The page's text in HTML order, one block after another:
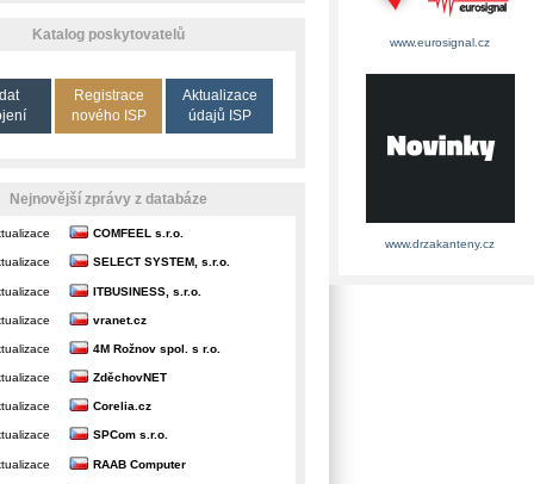
Katalog poskytovatelů
Registrace
nového ISP
Aktualizace
údajů ISP
Nejnovější zprávy z databáze
COMFEEL s.r.o.
SELECT SYSTEM, s.r.o.
ITBUSINESS, s.r.o.
vranet.cz
4M Rožnov spol. s r.o.
ZděchovNET
Corelia.cz
SPCom s.r.o.
RAAB Computer
www.eurosignal.cz
www.drzakanteny.cz